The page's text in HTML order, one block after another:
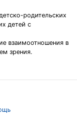
родительских
детей с
взаимоотношения в
зрения.